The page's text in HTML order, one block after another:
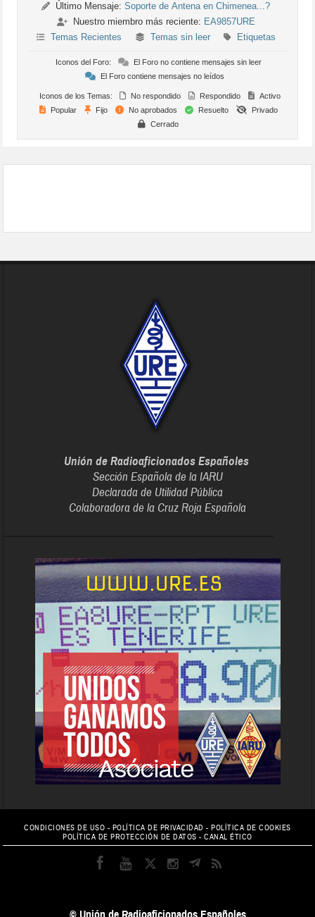
Último Mensaje: Soporte de Antena en Chimenea...?
Nuestro miembro más reciente: EA9857URE
Temas Recientes
Temas sin leer Etiquetas
Iconos del Foro:
El Foro no contiene mensajes sin leer
El Foro contiene mensajes no leídos
Iconos de los Temas: No respondido Respondido
Activo
Popular
Fijo No aprobados Resuelto
Privado
Cerrado
Unión de Radioaficionados Españoles
Sección Española de la IARU
Declarada de Utilidad Pública
Colaboradora de la Cruz Roja Española
CONDICIONES DE USO - POLÍTICA DE PRIVACIDAD -POLÍTICA DE COOKIES
POLÍTICA DE PROTECCIÓN DE DATOS -CANAL ÉTICO